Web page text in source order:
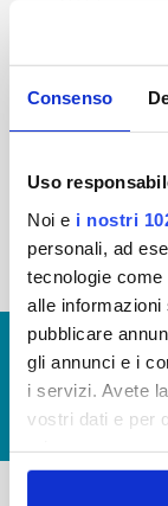
Consenso
Uso
Noi e i nostri
personali, ad
tecnologie
alle
pubblicare
gli annunci e i
i servizi. Avete
vostri dati e per
in cui avete
2007
« prima ‹
© Copyright